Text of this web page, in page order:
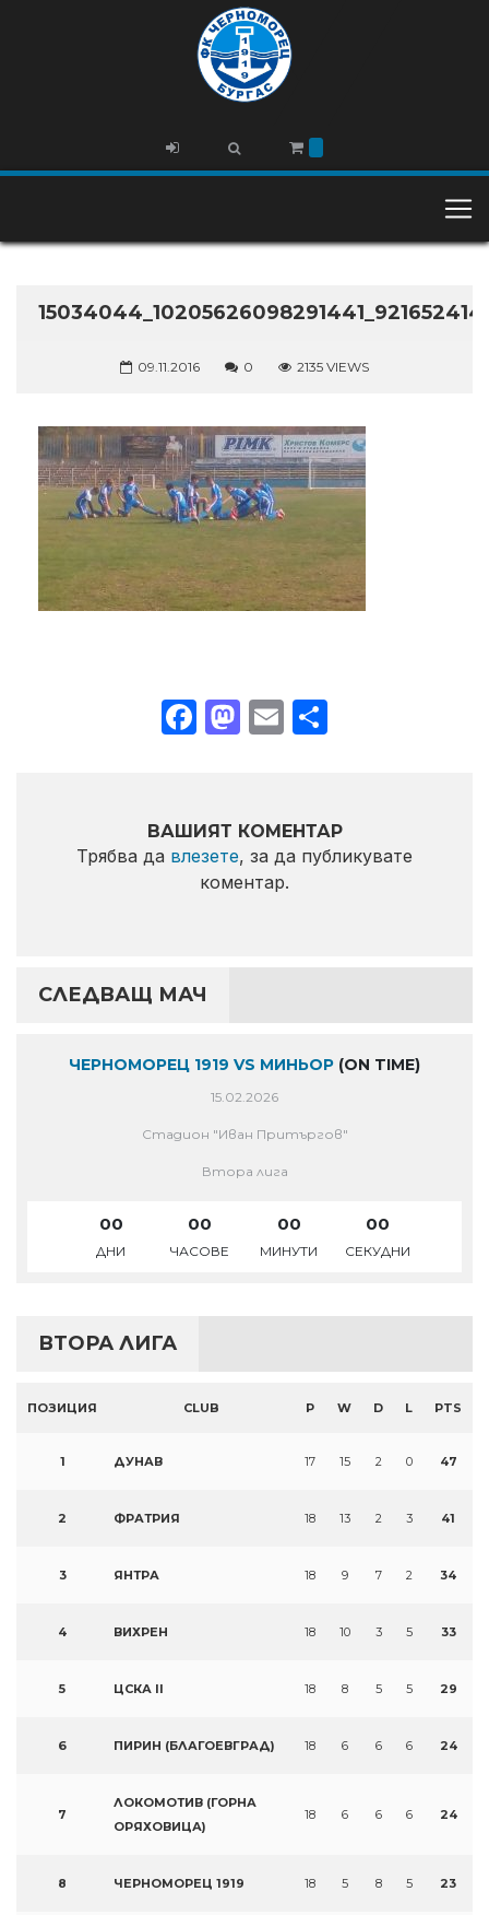
09.11.2016 0 2135 VIEWS
Facebook
Mastodon
Email
ВАШИЯТ КОМЕНТАР
Трябва да влезете, за да публикувате
коментар.
СЛЕДВАЩ МАЧ
ЧЕРНОМОРЕЦ 1919 VS МИНЬОР (ON TIME)
15.02.2026
Стадион "Иван Притъргов"
Втора лига
00
ДНИ
00
ЧАСОВЕ
00
МИНУТИ
00
СЕКУДНИ
ВТОРА ЛИГА
ПОЗИЦИЯ CLUB P W D L PTS
1 ДУНАВ 17 15 2 0 47
2 ФРАТРИЯ 18 13 2 3 41
3 ЯНТРА 18 9 7 2 34
4 ВИХРЕН 18 10 3 5 33
5 ЦСКА II 18 8 5 5 29
6 ПИРИН (БЛАГОЕВГРАД) 18 6 6 6 24
7
ЛОКОМОТИВ (ГОРНА
ОРЯХОВИЦА)
18 6 6 6 24
8 ЧЕРНОМОРЕЦ 1919 18 5 8 5 23